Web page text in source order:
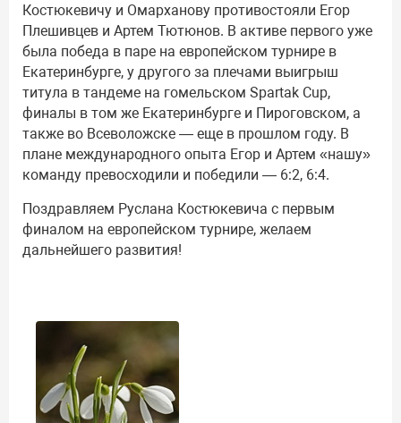
Костюкевичу и Омарханову противостояли Егор
Плешивцев и Артем Тютюнов. В активе первого уже
была победа в паре на европейском турнире в
Екатеринбурге, у другого за плечами выигрыш
титула в тандеме на гомельском Spartak Cup,
финалы в том же Екатеринбурге и Пироговском, а
также во Всеволожске — еще в прошлом году. В
плане международного опыта Егор и Артем «нашу»
команду превосходили и победили — 6:2, 6:4.
Поздравляем Руслана Костюкевича с первым
финалом на европейском турнире, желаем
дальнейшего развития!